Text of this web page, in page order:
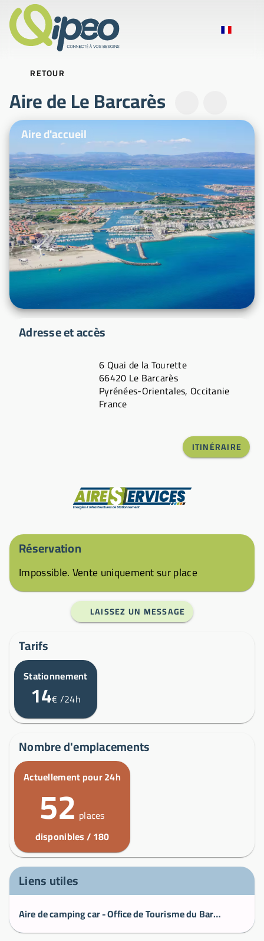
RETOUR
Aire de Le Barcarès
Photos d'illustration
Aire d'accueil
Adresse et accès
6 Quai de la Tourette
66420 Le Barcarès
Pyrénées-Orientales, Occitanie
France
ITINÉRAIRE
Réservation
Impossible. Vente uniquement sur place
LAISSEZ UN MESSAGE
Tarifs
Stationnement
14€/24h
Nombre d'emplacements
Actuellement pour 24h
52 places
disponibles / 180
Liens utiles
Aire de camping car - Office de Tourisme du Barcarès | site officiel